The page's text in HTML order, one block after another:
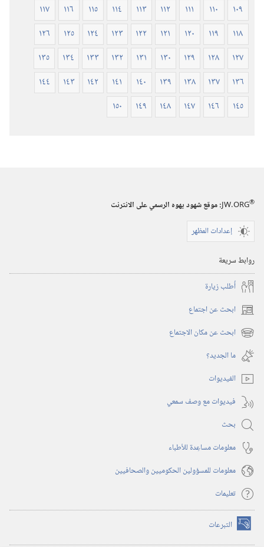
١٠٩
١١٠ ١١١ ١١٢ ١١٣ ١١٤ ١١٥ ١١٦
١١٧
١١٨
١١٩ ١٢٠ ١٢١ ١٢٢ ١٢٣ ١٢٤ ١٢٥
١٢٦
١٢٧
١٢٨ ١٢٩ ١٣٠ ١٣١ ١٣٢ ١٣٣ ١٣٤
١٣٥
١٣٦
١٣٧ ١٣٨ ١٣٩ ١٤٠ ١٤١ ١٤٢ ١٤٣
١٤٤
١٤٥
١٤٦ ١٤٧ ١٤٨ ١٤٩ ١٥٠
JW.ORG®
:‏ موقع شهود يهوه الرسمي على الانترنت
إعدادات المظهر
روابط سريعة
أُطلب زيارة
ابحث عن اجتماع (يفتح
نافذة
جديدة)
ابحث عن مكان الاجتماع (يفتح
نافذة
جديدة)
ما الجديد؟‏
الفيديوات
فيديوات مع وصف سمعي
بحث
معلومات مساعِدة للأطباء
معلومات للمسؤولين الحكوميين والصحافيين
تعليمات
التبرعات (يفتح
نافذة